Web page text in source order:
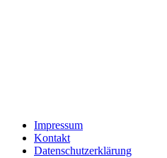
Impressum
Kontakt
Datenschutzerklärung